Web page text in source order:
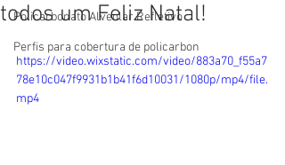
Policarbonato Alveolar Refletivo
Perfis para cobertura de policarbon
todos um Feliz Natal!
https://video.wixstatic.com/video/883a70_f55a7
78e10c047f9931b1b41f6d10031/1080p/mp4/file.
mp4